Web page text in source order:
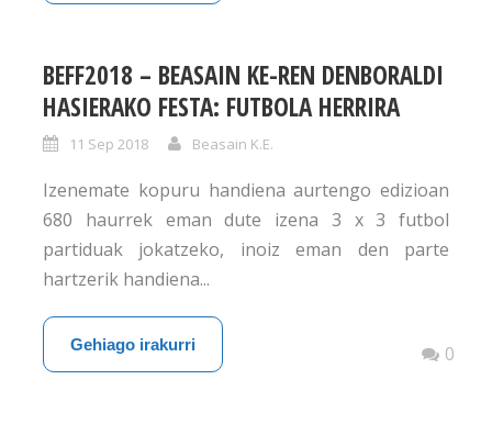
BEFF2018 – BEASAIN KE-REN DENBORALDI
HASIERAKO FESTA: FUTBOLA HERRIRA
11 Sep 2018 Beasain K.E.
Izenemate kopuru handiena aurtengo edizioan
680 haurrek eman dute izena 3 x 3 futbol
partiduak jokatzeko, inoiz eman den parte
hartzerik handiena...
Gehiago irakurri 0